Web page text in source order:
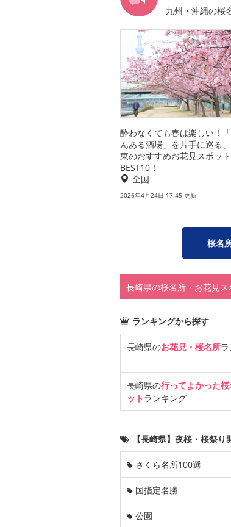
九州・沖縄の桜
酔わなくても春は楽しい！
んある酒場」を片手に巡る
東のおすすめお花見スポット
BEST10！
全国
2026年4月24日 17:45 更新
桜名
長崎県の桜名所・お花見
ランキングから探す
長崎県のお花見・桜名所
長崎県の行ってよかった
ット ランキング
【長崎県】夜桜・桜祭
さくら名所100選
国指定名勝
公園